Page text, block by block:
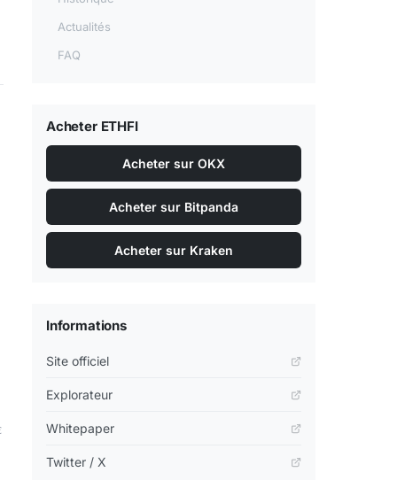
Actualités
FAQ
Acheter ETHFI
Acheter sur OKX
Acheter sur Bitpanda
Acheter sur Kraken
Informations
Site officiel
Explorateur
Whitepaper
Twitter / X